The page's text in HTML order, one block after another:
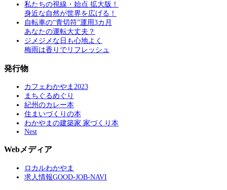
私たちの視線・始点 拡大版！
身近な自然が世界を広げる！
自転車の“青切符”運用3カ月
あなたの運転大丈夫？
ジメジメな日も心地よく
梅雨は香りでリフレッシュ
発行物
カフェわかやま2023
まちぐるめぐり
紀州のカレー本
住まいづくりの本
わかやまの建築家 家づくり本
Nest
Webメディア
ロカルわかやま
求人情報GOOD-JOB-NAVI